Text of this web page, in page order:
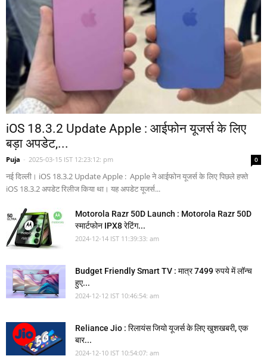
iOS 18.3.2 Update Apple : आईफोन यूजर्स के लिए
बड़ा अपडेट,...
Puja - 2025-03-15 IST 12:23:12: pm 0
नई दिल्ली। iOS 18.3.2 Update Apple : Apple ने आईफोन यूजर्स के लिए पिछले हफ्ते
iOS 18.3.2 अपडेट रिलीज किया था। यह अपडेट यूजर्स...
Motorola Razr 50D Launch : Motorola Razr 50D
स्मार्टफोन IPX8 रेटिंग...
2024-12-14 IST 11:39:33: am
Budget Friendly Smart TV : मात्र 7499 रुपये में लॉन्च
हुए...
2024-12-12 IST 10:46:54: am
Reliance Jio : रिलायंस जियो यूजर्स के लिए खुशखबरी, एक
बार...
2024-12-10 IST 10:54:07: am